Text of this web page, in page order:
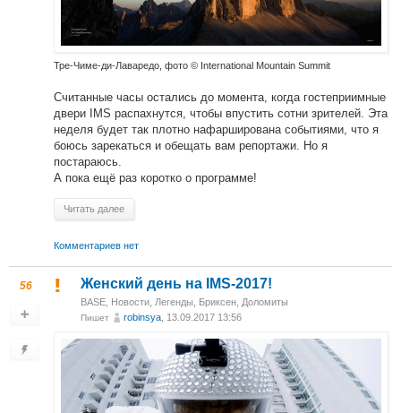
Тре-Чиме-ди-Лаваредо, фото © International Mountain Summit
Считанные часы остались до момента, когда гостеприимные
двери IMS распахнутся, чтобы впустить сотни зрителей. Эта
неделя будет так плотно нафарширована событиями, что я
боюсь зарекаться и обещать вам репортажи. Но я
постараюсь.
А пока ещё раз коротко о программе!
Читать далее
Комментариев нет
56 Женский день на IMS-2017!
BASE, Новости, Легенды, Бриксен, Доломиты
Пишет robinsya, 13.09.2017 13:56